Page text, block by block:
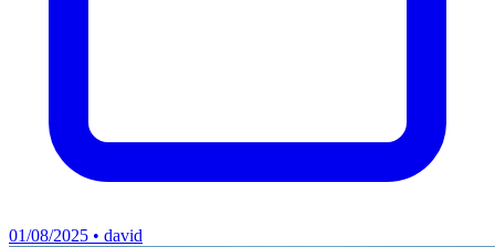
01/08/2025 • david